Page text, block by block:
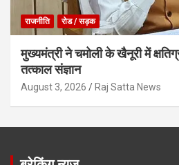
राजनीति रोड / सड़क
मुख्यमंत्री ने चमोली के खैनूरी में
तत्काल संज्ञान
August 3, 2026 Raj Satta News